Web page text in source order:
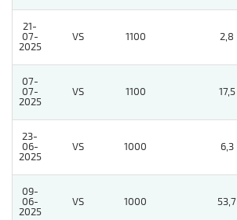
21-
07-
2025
VS 1100 2,8
07-
07-
2025
VS 1100 17,5
23-
06-
2025
VS 1000 6,3
09-
06-
2025
VS 1000 53,7